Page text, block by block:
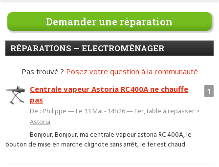
Demander une réparation
RÉPARATIONS — ELECTROMÉNAGER
Pas trouvé ? Posez votre question à la communauté
1
Centrale vapeur Astoria RC400A ne chauffe
pas
De : Philippe — Le 13 Mai - 14h26 — Fer, table à repasser >
Astoria
Bonjour, Bonjour, ma centrale vapeur astoria RC 400A, le
bouton de mise en marche clignote sans arrêt, le fer est chaud...